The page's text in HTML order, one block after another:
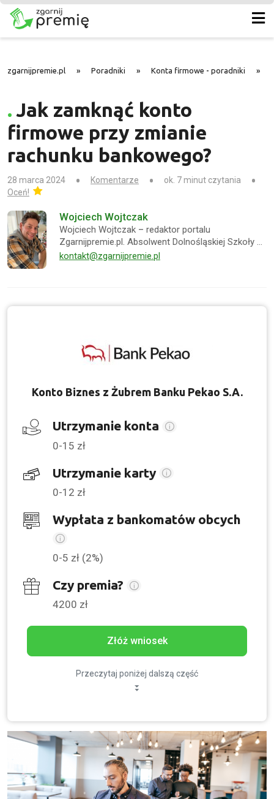
zgarnijpremie.pl » Poradniki » Konta firmowe - poradniki »
Jak zamknąć konto
firmowe przy zmianie
rachunku bankowego?
28 marca 2024 Komentarze
ok. 7 minut czytania
Oceń!
Wojciech Wojtczak
Wojciech Wojtczak – redaktor portalu
Zgarnijpremie.pl. Absolwent Dolnośląskiej Szkoły …
kontakt@zgarnijpremie.pl
Konto Biznes z Żubrem Banku Pekao S.A.
Utrzymanie konta
0-15 zł
Utrzymanie karty
0-12 zł
Wypłata z bankomatów obcych
0-5 zł (2%)
Czy premia?
4200 zł
Złóż wniosek
Przeczytaj poniżej dalszą część